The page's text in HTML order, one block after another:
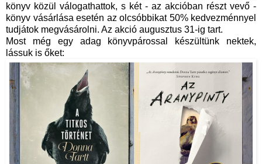
könyv közül válogathattok, s két - az akcióban részt vevő -
könyv vásárlása esetén az olcsóbbikat 50% kedvezménnyel
tudjátok megvásárolni. Az akció augusztus 31-ig tart.
Most még egy adag könyvpárossal készültünk nektek,
lássuk is őket: